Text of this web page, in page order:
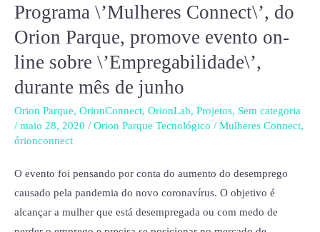
Programa \’Mulheres Connect\’, do
Orion Parque, promove evento on-
line sobre \’Empregabilidade\’,
durante mês de junho
Orion Parque, OrionConnect, OrionLab, Projetos, Sem categoria
/ maio 28, 2020 / Orion Parque Tecnológico / Mulheres Connect,
órionconnect
O evento foi pensando por conta do aumento do desemprego
causado pela pandemia do novo coronavírus. O objetivo é
alcançar a mulher que está desempregada ou com medo de
Programa
\’Mulheres
Connect\’,
do
Orion
Parque,
promove
evento
\’Empregabilidade\’,